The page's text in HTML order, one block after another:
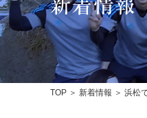
TOP 新着情報 浜松